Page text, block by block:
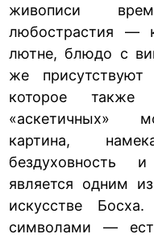
живописи
любострастия —
лютне, блюдо с
же
которое также
«аскетичных»
картина,
бездуховность
является одним
искусстве
символами —